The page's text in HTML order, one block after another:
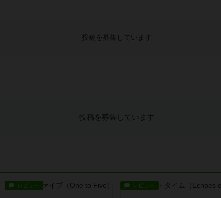
投稿を募集しています
投稿を募集しています
レビュー レビュー